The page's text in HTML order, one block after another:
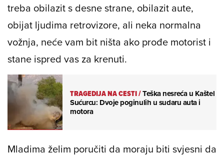
treba obilazit s desne strane, obilazit aute,
obijat ljudima retrovizore, ali neka normalna
vožnja, neće vam bit ništa ako prođe motorist i
stane ispred vas za krenuti.
TRAGEDIJA NA CESTI/Teška nesreća u Kaštel
Sućurcu: Dvoje poginulih u sudaru auta i
motora
Mladima želim poručiti da moraju biti svjesni da